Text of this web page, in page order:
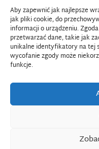
Aby zapewnić jak najlepsze
jak pliki cookie, do
informacji o urządzeniu.
przetwarzać dane, takie jak
unikalne identyfikatory na tej
wycofanie zgody może
funkcje.